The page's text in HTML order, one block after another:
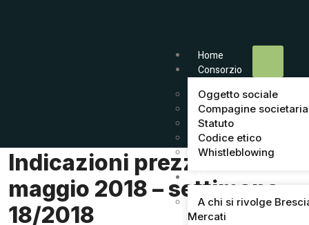
Home
Consorzio
Oggetto sociale
Compagine societaria
Statuto
Codice etico
Whistleblowing
Mercato
A chi si rivolge
Mercati
Indicazioni prezzi del 03
maggio 2018 – settimana
18/2018